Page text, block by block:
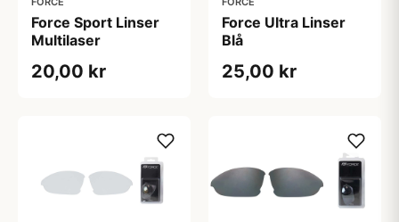
Force Sport Linser
Multilaser
20,00 kr
Force Ultra Linser
Blå
25,00 kr